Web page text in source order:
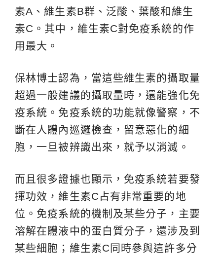
素A、維生素B群、泛酸、葉酸和維生
素C。其中，維生素C對免疫系統的作
用最大。
保林博士認為，當這些維生素的攝取量
超過一般建議的攝取量時，還能強化免
疫系統。免疫系統的功能就像警察，不
斷在人體內巡邏檢查，留意惡化的細
胞，一旦被辨識出來，就予以消滅。
而且很多證據也顯示，免疫系統若要發
揮功效，維生素C占有非常重要的地
位。免疫系統的機制及某些分子，主要
溶解在體液中的蛋白質分子，還涉及到
某些細胞；維生素C同時參與這許多分